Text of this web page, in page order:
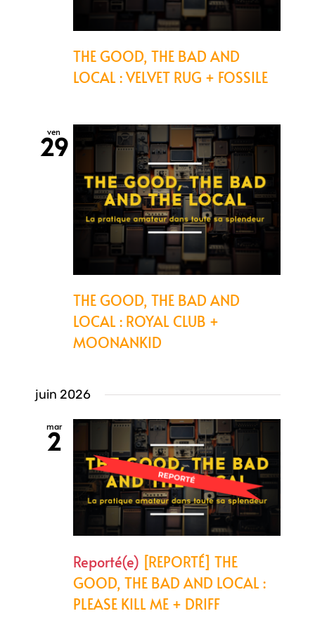
THE GOOD, THE BAD AND
LOCAL : VELVET RUG + FOSSILE
ven
29
THE GOOD, THE BAD AND
LOCAL : ROYAL CLUB +
MOONANKID
juin 2026
mar
2
Reporté(e) [REPORTÉ] THE
GOOD, THE BAD AND LOCAL :
PLEASE KILL ME + DRIFF